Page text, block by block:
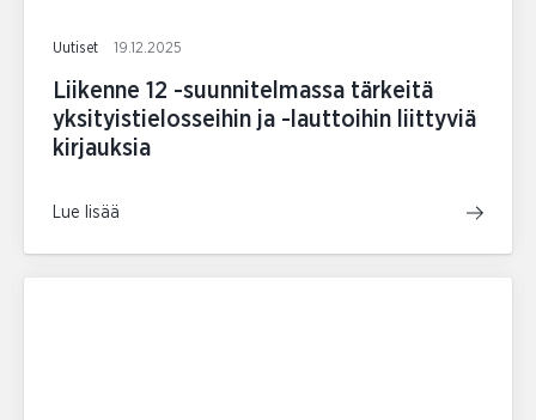
Uutiset 19.12.2025
Liikenne 12 -suunnitelmassa tärkeitä
yksityistielosseihin ja -lauttoihin liittyviä
kirjauksia
Lue lisää